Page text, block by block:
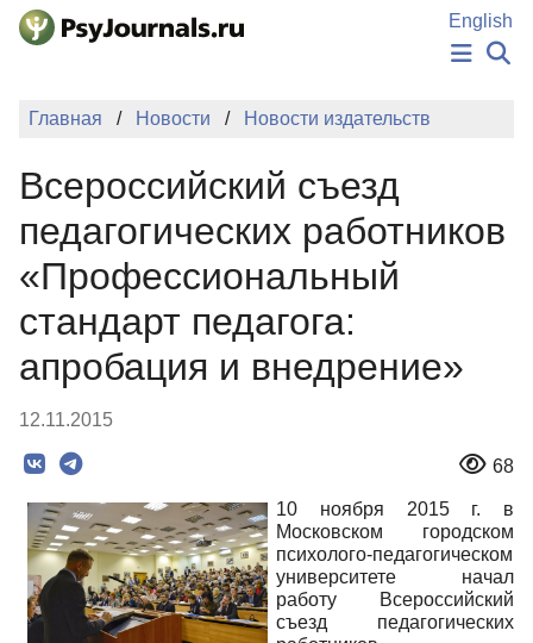
Перейти к основному содержанию
English
НОВОСТИ
ПОДАТЬ РУКОПИСЬ
КЛЮЧЕВЫЕ СЛОВА
Регистрация
Главная Новости Новости издательств
Всероссийский съезд
педагогических работников
«Профессиональный
стандарт педагога:
апробация и внедрение»
12.11.2015
68
10 ноября 2015 г. в
Московском городском
психолого-педагогическом
университете начал
работу Всероссийский
съезд педагогических